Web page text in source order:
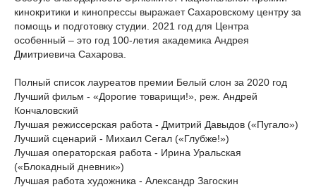
кинокритики и кинопрессы выражает Сахаровскому центру за
помощь и подготовку студии. 2021 год для Центра
особенный – это год 100-летия академика Андрея
Дмитриевича Сахарова.
Полный список лауреатов премии Белый слон за 2020 год
Лучший фильм - «Дорогие товарищи!», реж. Андрей
Кончаловский
Лучшая режиссерская работа - Дмитрий Давыдов («Пугало»)
Лучший сценарий - Михаил Сегал («Глубже!»)
Лучшая операторская работа - Ирина Уральская
(«Блокадный дневник»)
Лучшая работа художника - Александр Загоскин